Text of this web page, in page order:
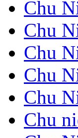
Chu
Chu
Chu
Chu
Chu
Chu